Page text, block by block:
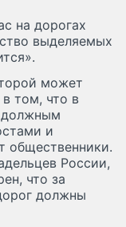
на дорогах
выделяемых
может
том, что в
должным
и
общественники.
России,
что за
должны